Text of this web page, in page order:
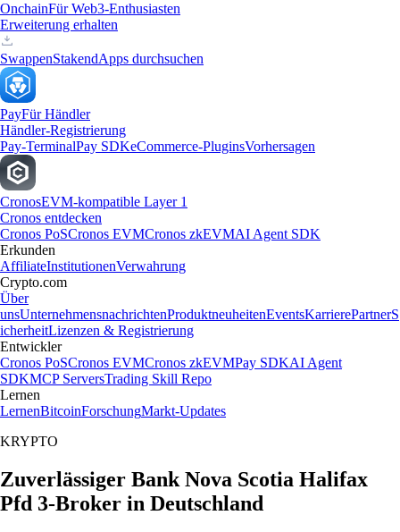
OnchainFür Web3-Enthusiasten
Erweiterung erhalten
SwappenStakendApps durchsuchen
PayFür Händler
Händler-Registrierung
Pay-TerminalPay SDKeCommerce-PluginsVorhersagen
CronosEVM-kompatible Layer 1
Cronos entdecken
Cronos PoSCronos EVMCronos zkEVMAI Agent SDK
Erkunden
AffiliateInstitutionenVerwahrung
Crypto.com
Über
unsUnternehmensnachrichtenProduktneuheitenEventsKarrierePartnerS
icherheitLizenzen & Registrierung
Entwickler
Cronos PoSCronos EVMCronos zkEVMPay SDKAI Agent
SDKMCP ServersTrading Skill Repo
Lernen
LernenBitcoinForschungMarkt-Updates
KRYPTO
Zuverlässiger Bank Nova Scotia Halifax
Pfd 3-Broker in Deutschland